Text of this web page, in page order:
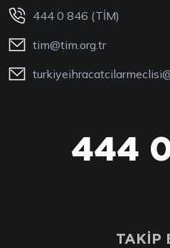
444 0 846 (TİM)
tim@tim.org.tr
444
TAKİP